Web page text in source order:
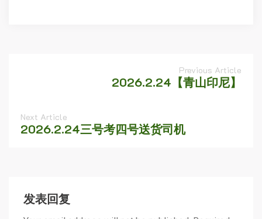
Previous Article
2026.2.24【青山印尼】
Next Article
2026.2.24三号考四号送货司机
发表回复